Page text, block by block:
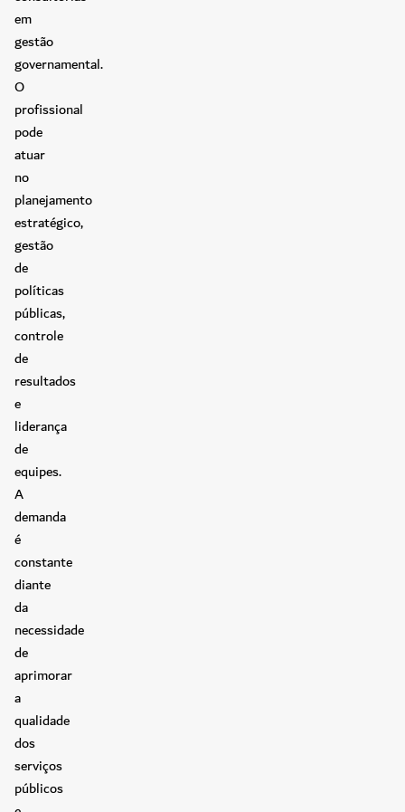
em
gestão
governamental.
O
profissional
pode
atuar
no
planejamento
estratégico,
gestão
de
políticas
públicas,
controle
de
resultados
e
liderança
de
equipes.
A
demanda
é
constante
diante
da
necessidade
de
aprimorar
a
qualidade
dos
serviços
públicos